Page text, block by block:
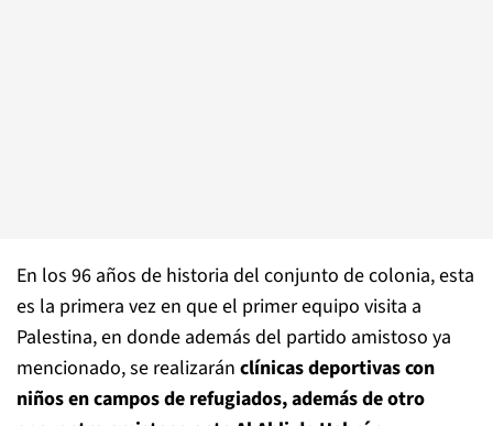
En los 96 años de historia del conjunto de colonia, esta
es la primera vez en que el primer equipo visita a
Palestina, en donde además del partido amistoso ya
mencionado, se realizarán clínicas deportivas con
niños en campos de refugiados, además de otro